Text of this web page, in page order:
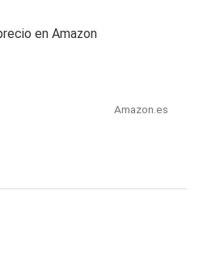
en Amazon
Amazon.es